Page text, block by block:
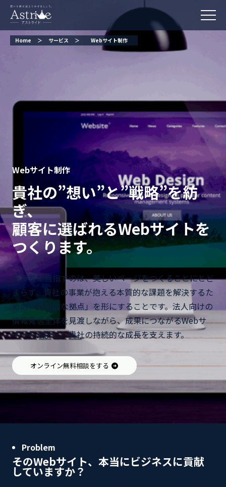
Home ＞ サービス ＞ Webサイト制作
Webサイト制作
貴社の”想い”と”戦略”を紡
ぎ、
顧客に選ばれるWebサイトを
つくります。
私たちが目指すのは、美しいページをつくることにとど
まらず、貴社の事業が抱える本質的な課題を解決するた
めの「戦略的な拠点」を形にすることです。法人向けの
情報発信全体を見渡しながら、成果につながるWebサ
イトを設計し、貴社の持続的な成長を支えます。
オンライン無料相談をする
Problem
そのWebサイト、本当にビジネスに貢献
していますか？